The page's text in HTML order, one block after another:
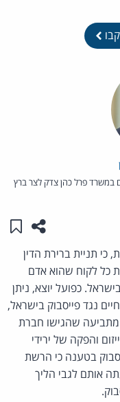
במשרד פרל כהן צדק לצר ברץ
שתפו
תניית ברירת הדין
כל לקוח שהוא אדם
כפועל יוצא, ניתן
נגד פייסבוק בישראל,
מתביעה שהגישו חברת
והפקה של ירידי
בטענה כי הרשת
אותם לגבי הליך